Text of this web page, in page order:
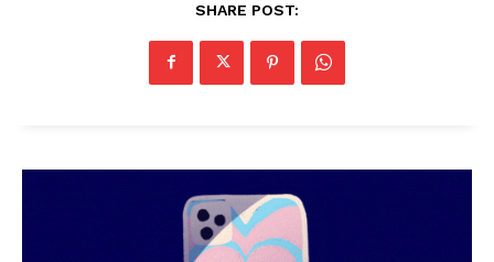
SHARE POST: